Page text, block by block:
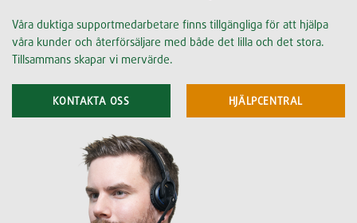
Våra duktiga supportmedarbetare finns tillgängliga för att hjälpa
våra kunder och återförsäljare med både det lilla och det stora.
Tillsammans skapar vi mervärde.
KONTAKTA OSS HJÄLPCENTRAL